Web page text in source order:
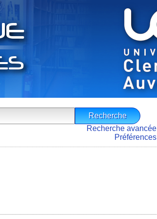
Recherche avancée
Préférences